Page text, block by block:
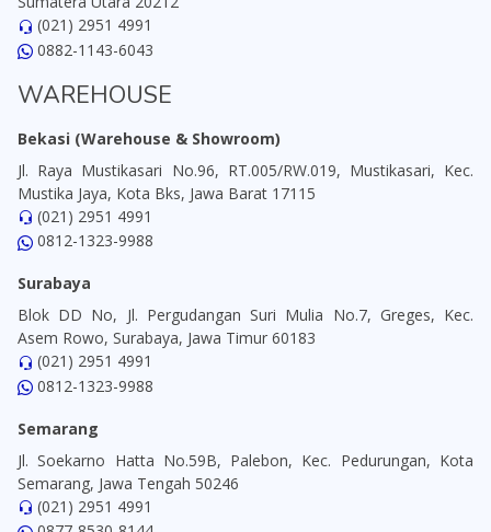
(021) 2951 4991
0882-1143-6043
WAREHOUSE
Bekasi (Warehouse & Showroom)
Jl. Raya Mustikasari No.96, RT.005/RW.019, Mustikasari, Kec.
Mustika Jaya, Kota Bks, Jawa Barat 17115
(021) 2951 4991
0812-1323-9988
Surabaya
Blok DD No, Jl. Pergudangan Suri Mulia No.7, Greges, Kec.
Asem Rowo, Surabaya, Jawa Timur 60183
(021) 2951 4991
0812-1323-9988
Semarang
Jl. Soekarno Hatta No.59B, Palebon, Kec. Pedurungan, Kota
Semarang, Jawa Tengah 50246
(021) 2951 4991